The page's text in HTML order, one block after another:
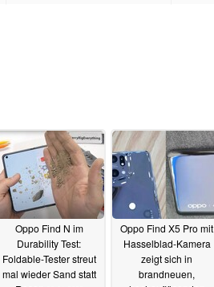
Oppo Find N im
Durability Test:
Foldable-Tester streut
mal wieder Sand statt
Oppo Find X5 Pro mit
Hasselblad-Kamera
zeigt sich in
brandneuen,